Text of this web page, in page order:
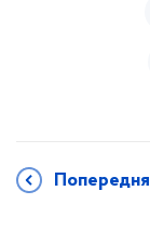
Попередня